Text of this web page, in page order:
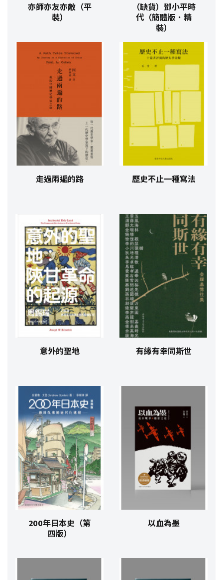
亦師亦友亦敵（平
裝）
（缺貨）鄧小平時
代（簡體版．精
裝）
走過兩遍的路 歷史不止一種寫法
意外的聖地 有緣有幸同斯世
200年日本史（第
四版）
以血為墨